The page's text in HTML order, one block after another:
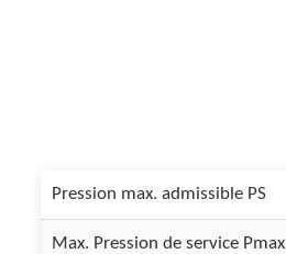
Pression max. admissible PS
Max. Pression de service Pmax